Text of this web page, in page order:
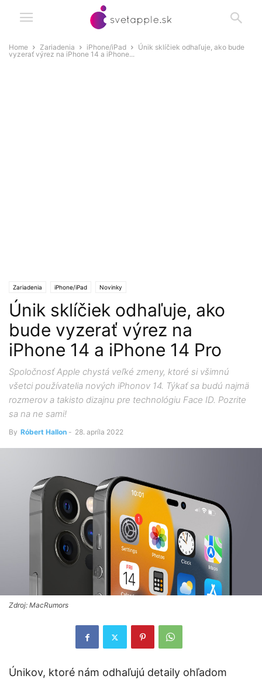
Home Zariadenia iPhone/iPad
Únik sklíčiek odhaľuje, ako bude
vyzerať výrez na iPhone 14 a iPhone...
Zariadenia iPhone/iPad Novinky
Únik sklíčiek odhaľuje, ako
bude vyzerať výrez na
iPhone 14 a iPhone 14 Pro
Spoločnosť Apple chystá veľké zmeny, ktoré si všimnú
všetci používatelia nových iPhonov 14. Týkať sa budú najmä
rozmerov a takisto dizajnu pre technológiu Face ID. Pozrite
sa na ne sami!
By Róbert Hallon - 28. apríla 2022
Zdroj: MacRumors
Únikov, ktoré nám odhaľujú detaily ohľadom